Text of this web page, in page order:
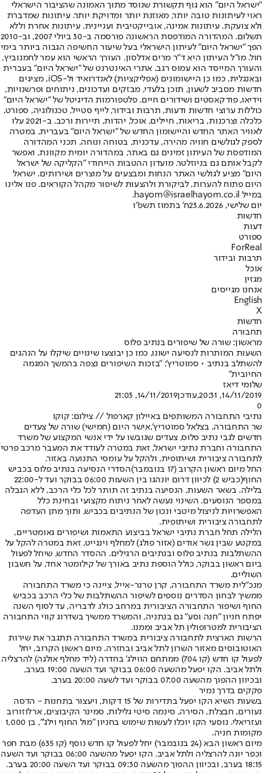
"ישראל היום" הוא גוף תקשורת שנוסד מתוך האמונה שהציבור הישראלי
ראוי לעיתונות טובה יותר, מאוזנת יותר ומדויקת יותר. עיתונות שמדברת
ולא צועקת. עיתונות אמינה, אובייקטיבית ועניינית. עיתונות אחרת וללא
תשלום. המהדורה המודפסת הראשונה פורסמה ב-30 ביולי 2007, וב-2010
הפך "ישראל היום" לעיתון הישראלי בעל שיעור החשיפה הגבוה ביותר בימי
חול. מו"ל העיתון היא ד"ר מרים אדלסון. העורך הראשי הוא עמר לחמנוביץ,
והעורך המייסד הוא עמוס רגב. אתרי האינטרנט של "ישראל היום" בעברית
ובאנגלית, כמו כן היישומונים (אפליקציות) לאנדרואיד ול-iOS, מציגים
חדשות מסביב לשעון, תוכן בלעדי, מבזקים ועדכונים, ניתוחים ופרשנויות,
וידיאו, פודקאסטים ושידורים חיים. פלטפורמות הדיגיטל של "ישראל היום"
כוללות ערוצי חדשות ודעות, תרבות ובידור, לייף סטייל, טכנולוגיה, ספורט,
כלכלה וצרכנות, בריאות, חיילים, אוכל, יהדות, תיירות ורכב. ב-2021 עלו
לאוויר האתר החדש והיישומון החדש של "ישראל היום" בעברית, במטרה
לספק לגולשים חוויה מהירה, עדכנית, בטוחה ונוחה. תכני המהדורה
המודפסת של העיתון זמינים גם באתר, במהדורה יומית מקוונת, ואפשר
לקבל אותם גם בניוזלטר. מועדון ההטבות הייחודי "הקליקה של ישראל
היום" מציע לגולשי האתר הנחות ומבצעים על מוצרים ושירותים. ישראל
היום פתוח להערות, לביקורת ולהצעות לשיפור מקהל הקוראים. פנו אלינו
במייל hayom@israelhayom.co.il.
יום שלישי, 23.6.2026
ח' בתמוז תשפ"ו
חדשות
דעות
ספורט
ForReal
תרבות ובידור
אוכל
מגזין
אנחנו מגייסים
English
X
חדשות
תחבורה
מראשון: שורה של שיפורים בנתיב פלוס
השעות המותרות לנסיעה ישונו, כמו כן יבוצעו שינויים שיקלו על הנהגים
להשתלב בנתיב • סמוטריץ': "בזכות השיפורים נצפה בהמשך המגמה
החיובית"
שלומי דיאז
14/11/2019, 20:31
,עודכן14/11/2019, 21:03
0
נתיבי התחבורה המשותפים באיילון קארפול // צילום: קוקו
שר התחבורה, בצלאל סמוטריץ',אישר היום (חמישי) שורה של צעדים
חדשים לגבי נתיב פלוס, צעדים שגובשו על ידי אנשי המקצוע של משרד
התחבורה וחברת נתיבי ישראל, זאת במטרה לעודד את המעבר מרכב פרטי
לתחבורה ציבורית ושיתופית, ולהקל על עומסי התנועה באזור.
החל מיום ראשון הקרוב (17 בנובמבר)
הסדרי הנסיעה בנתיב פלוס בכביש
החוף
(כביש 2) לכיוון דרום יונהגו בין השעות 06:00 בבוקר ועד ל-22:00
בלילה. בשאר השעות, הנסיעה בנתיב זה תותר לכל כלי הרכב, ללא הגבלה
במספר הנוסעים. השינוי נעשה לאחר ניתוח מקצועי ובחינת כלל
האפשרויות לניצול מיטבי ונכון של הנתיבים בכביש, ותוך מתן העדפה
לתחבורה ציבורית ושיתופית.
הלילה תחל חברת נתיבי ישראל בביצוע התאמות ושיפורים גאומטריים,
במקטע שבין גשר אודים (אזור פולג) למחלף וינגייט, זאת במטרה להקל על
ההשתלבות בנתיב פלוס ובנתיבים הרגילים. ההסדר החדש, שיחל לפעול
ביום ראשון בבוקר, כולל הוספת נתיב באורך של קילומטר אחד, על חשבון
השוליים.
מנכ"לית משרד התחבורה, קרן טרנר-אייל, ציינה כי משרד התחבורה
ממשיך לבחון הסדרים נוספים לשיפור ההשתלבות של כלי הרכב בכביש
החוף ושיפור התחבורה הציבורית במרחב כולו. לדבריה, עד לסוף השנה
יפתח חניון "חנה וסע" גם בנתניה, והמשרד ממשיך בשדרוג קווי התחבורה
הציבורית למטרופולין תל אביב וממנו.
הרשות הארצית לתחבורה ציבורית במשרד התחבורה תתגבר את שירות
האוטובוסים מאזור השרון לתל אביב ובחזרה. מיום ראשון הקרוב, יחל
לפעול קו חדש (קו 704) ממתחם הווילג' בחדרה (ליד מחלף אולגה) להרצליה
ולתל אביב. הקו יפעל מהשעה 06:00 בבוקר ועד השעה 19:00 בערב,
ובכיוון ההפוך מהשעה 07:00 בבוקר ועד לשעה 20:00 בערב.
פקקים בדרך נמיר
בשעות השיא הקו יפעל בתדירות של 15 דקות, ויעצור בתחנות - הדסה
נעורים, חבצלת, הסירה, סינמה סיטי גלילות, סמינר הקיבוצים, ארלוזורוב
ועזריאלי. נוסעי הקו יוכלו לעשות שימוש בחניון "מול החוף וילג'", בן 1,000
מקומות חניה.
מיום ראשון הבא (24 בנובמבר) יחל לפעול קו חדש נוסף (קו 635) מבת חפר
וכפר יונה להרצליה ולתל אביב. הקו יפעל מהשעה 06:00 בבוקר ועד השעה
18:15 בערב, ובכיוון ההפוך מהשעה 09:30 בבוקר ועד השעה 20:00 בערב.